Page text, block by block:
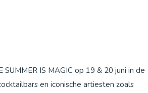
IS MAGIC op 19 & 20 juni in de
en iconische artiesten zoals